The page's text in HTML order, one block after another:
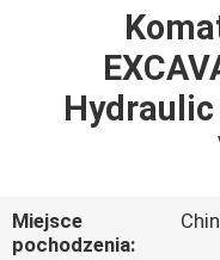
PRODUKTY
FILMY
VR
Hydraulic
Miejsce
pochodzenia: